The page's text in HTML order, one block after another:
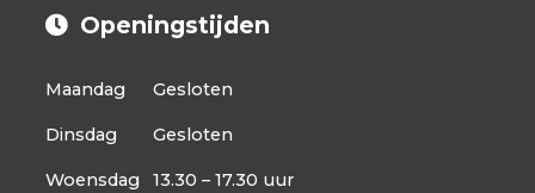
Openingstijden
Maandag Gesloten
Dinsdag Gesloten
Woensdag 13.30 – 17.30 uur